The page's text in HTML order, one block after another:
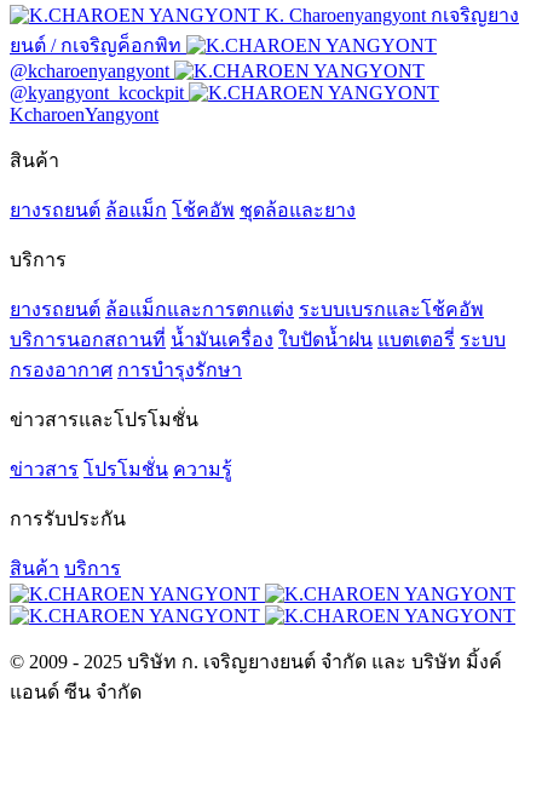
K. Charoenyangyont กเจริญยาง
ยนต์ / กเจริญค็อกพิท
@kcharoenyangyont
@kyangyont_kcockpit
KcharoenYangyont
สินค้า
ยางรถยนต์ ล้อแม็ก โช้คอัพ ชุดล้อและยาง
บริการ
ยางรถยนต์ ล้อแม็กและการตกแต่ง ระบบเบรกและโช้คอัพ
บริการนอกสถานที่ น้ำมันเครื่อง ใบปัดน้ำฝน แบตเตอรี่ ระบบ
กรองอากาศ การบำรุงรักษา
ข่าวสารและโปรโมชั่น
ข่าวสาร โปรโมชั่น ความรู้
การรับประกัน
สินค้า บริการ
© 2009 - 2025 บริษัท ก. เจริญยางยนต์ จำกัด และ บริษัท มิ้งค์
แอนด์ ซีน จำกัด